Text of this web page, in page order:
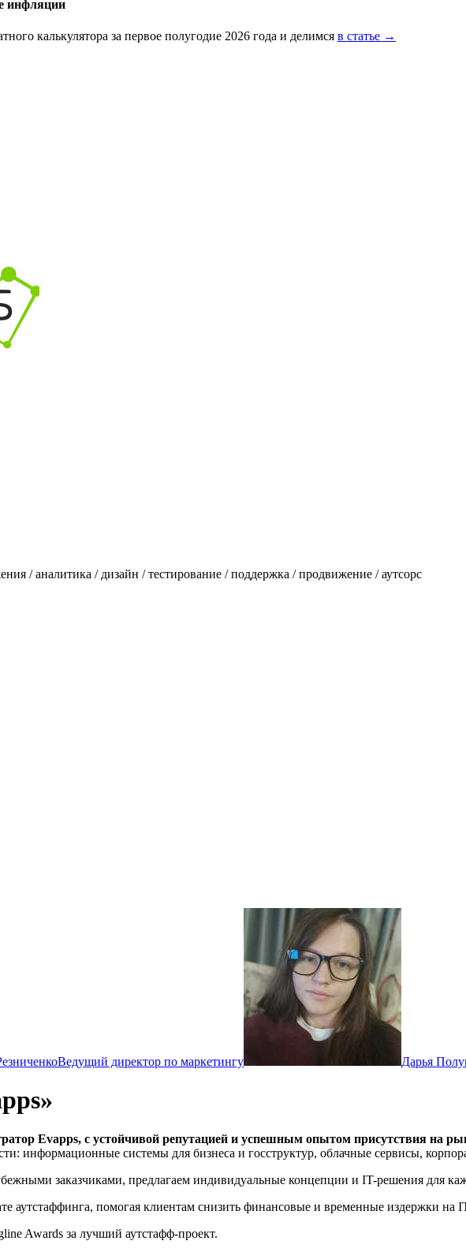
инфляции
калькулятора за первое полугодие 2026 года и делимся в статье →
/ аналитика / дизайн / тестирование / поддержка / продвижение / аутсорс
Ведущий директор по маркетингу Дарья
Evapps, с устойчивой репутацией и успешным опытом присутствия на
информационные системы для бизнеса и госструктур, облачные сервисы,
заказчиками, предлагаем индивидуальные концепции и IT-решения для
аутстаффинга, помогая клиентам снизить финансовые и временные издержки на
Awards за лучший аутстафф-проект.